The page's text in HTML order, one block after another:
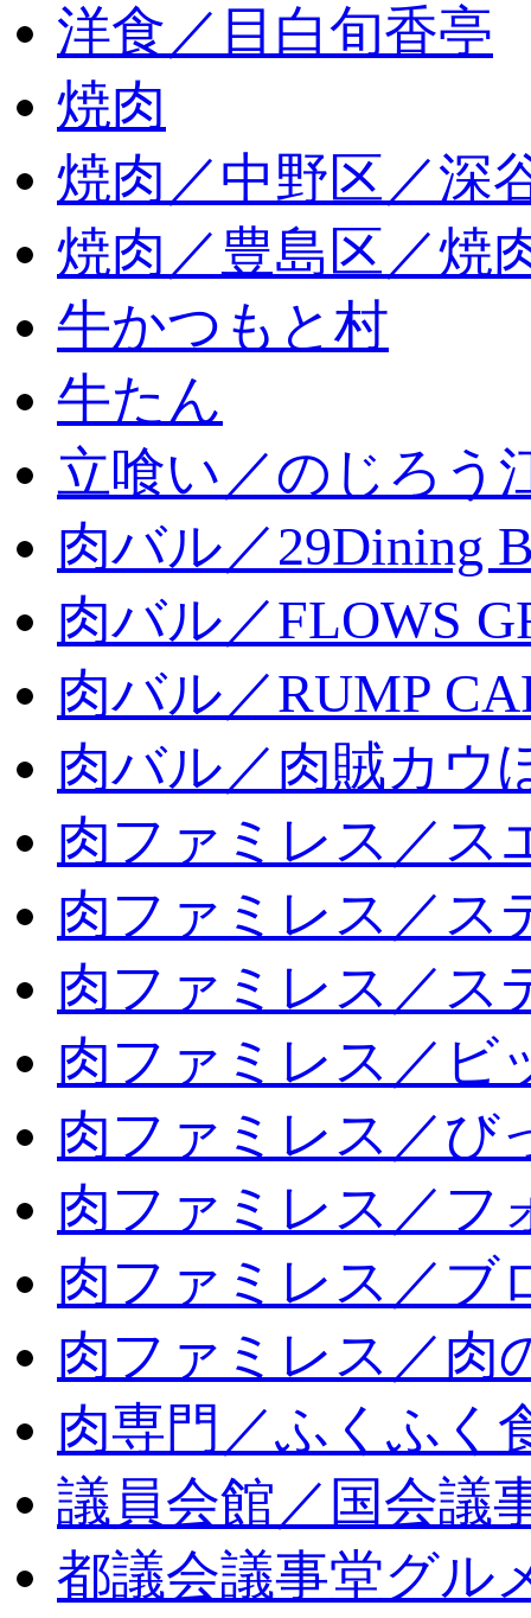
洋食／目白旬香亭
焼肉
焼肉／中野区／深
焼肉／豊島区／焼
牛かつもと村
牛たん
立喰い／のじろう
肉バル／29Dining
肉バル／FLOWS
肉バル／RUMP
肉バル／肉賊カウ
肉ファミレス／ス
肉ファミレス／ス
肉ファミレス／ス
肉ファミレス／ビ
肉ファミレス／び
肉ファミレス／フ
肉ファミレス／ブ
肉ファミレス／肉
肉専門／ふくふく
議員会館／国会議
都議会議事堂グル